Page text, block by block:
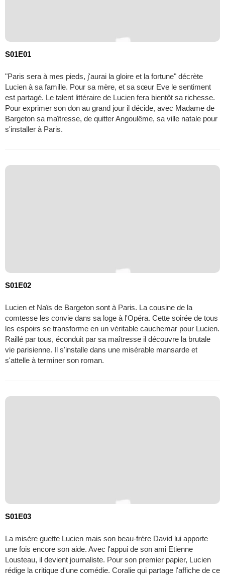
S01E01
"Paris sera à mes pieds, j'aurai la gloire et la fortune" décrète
Lucien à sa famille. Pour sa mère, et sa sœur Eve le sentiment
est partagé. Le talent littéraire de Lucien fera bientôt sa richesse.
Pour exprimer son don au grand jour il décide, avec Madame de
Bargeton sa maîtresse, de quitter Angoulême, sa ville natale pour
s'installer à Paris.
S01E02
Lucien et Naïs de Bargeton sont à Paris. La cousine de la
comtesse les convie dans sa loge à l'Opéra. Cette soirée de tous
les espoirs se transforme en un véritable cauchemar pour Lucien.
Raillé par tous, éconduit par sa maîtresse il découvre la brutale
vie parisienne. Il s'installe dans une misérable mansarde et
s'attelle à terminer son roman.
S01E03
La misère guette Lucien mais son beau-frère David lui apporte
une fois encore son aide. Avec l'appui de son ami Etienne
Lousteau, il devient journaliste. Pour son premier papier, Lucien
rédige la critique d'une comédie. Coralie qui partage l'affiche de ce